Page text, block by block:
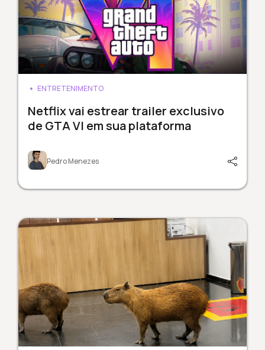
ENTRETENIMENTO
Netflix vai estrear trailer exclusivo
de GTA VI em sua plataforma
Pedro Menezes